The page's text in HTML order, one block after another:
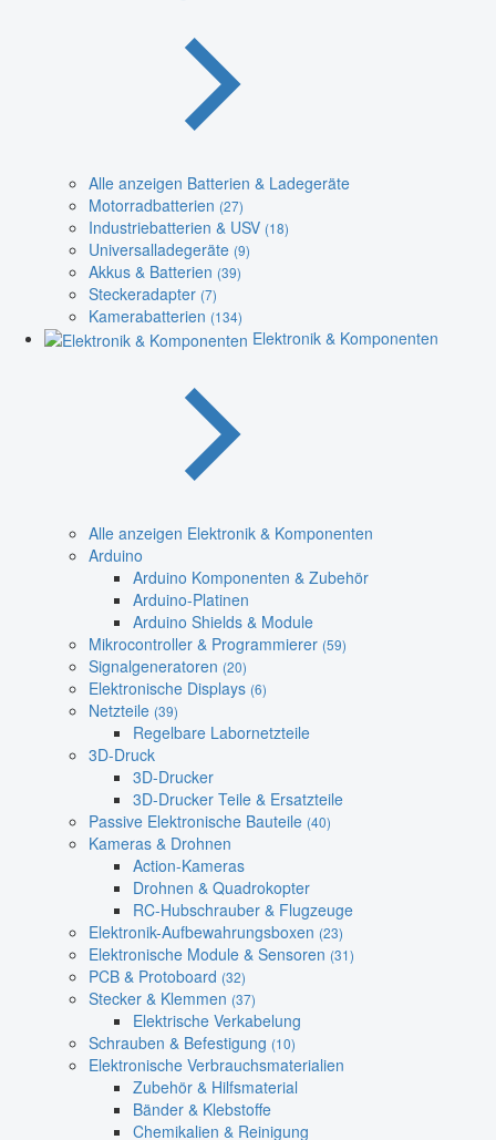
Alle anzeigen Batterien & Ladegeräte
Motorradbatterien (27)
Industriebatterien & USV (18)
Universalladegeräte (9)
Akkus & Batterien (39)
Steckeradapter (7)
Kamerabatterien (134)
Elektronik & Komponenten
Alle anzeigen Elektronik & Komponenten
Arduino
Arduino Komponenten & Zubehör
Arduino-Platinen
Arduino Shields & Module
Mikrocontroller & Programmierer (59)
Signalgeneratoren (20)
Elektronische Displays (6)
Netzteile (39)
Regelbare Labornetzteile
3D-Druck
3D-Drucker
3D-Drucker Teile & Ersatzteile
Passive Elektronische Bauteile (40)
Kameras & Drohnen
Action-Kameras
Drohnen & Quadrokopter
RC-Hubschrauber & Flugzeuge
Elektronik-Aufbewahrungsboxen (23)
Elektronische Module & Sensoren (31)
PCB & Protoboard (32)
Stecker & Klemmen (37)
Elektrische Verkabelung
Schrauben & Befestigung (10)
Elektronische Verbrauchsmaterialien
Zubehör & Hilfsmaterial
Bänder & Klebstoffe
Chemikalien & Reinigung